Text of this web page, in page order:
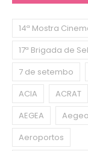
14ª Mostra
17ª Brigada de
7 de setembo
ACIA
ACRAT
AEGEA
Aeroportos